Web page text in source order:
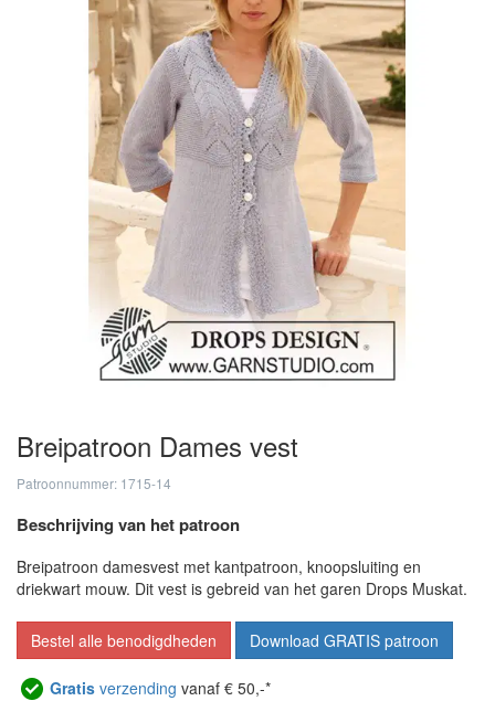
Breipatroon Dames vest
Patroonnummer: 1715-14
Beschrijving van het patroon
Breipatroon damesvest met kantpatroon, knoopsluiting en
driekwart mouw. Dit vest is gebreid van het garen Drops Muskat.
Bestel alle benodigdheden Download GRATIS patroon
Gratis verzending vanaf € 50,-*